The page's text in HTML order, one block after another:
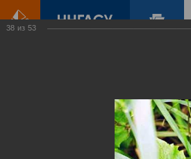
Виртуальные
38 из 53